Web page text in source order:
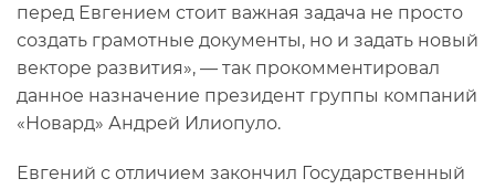
перед Евгением стоит важная задача не просто
создать грамотные документы, но и задать новый
векторе развития», — так прокомментировал
данное назначение президент группы компаний
«Новард» Андрей Илиопуло.
Евгений с отличием закончил Государственный